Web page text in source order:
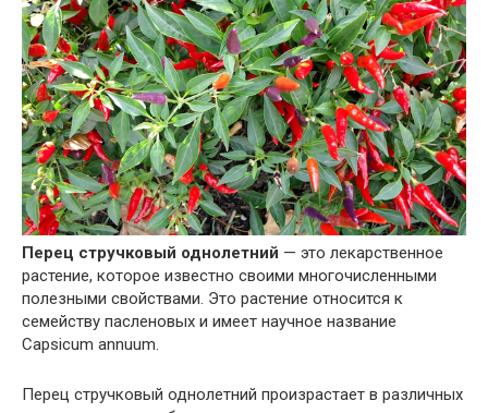
Перец стручковый однолетний — это лекарственное
растение, которое известно своими многочисленными
полезными свойствами. Это растение относится к
семейству пасленовых и имеет научное название
Capsicum annuum.
Перец стручковый однолетний произрастает в различных